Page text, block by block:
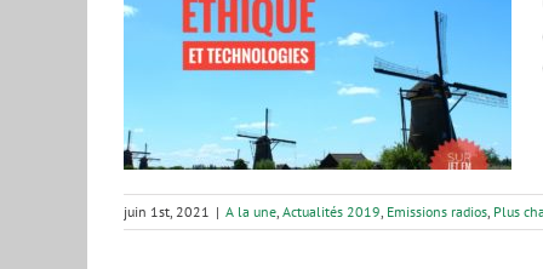
juin 1st, 2021 | A la une, Actualités 2019, Emissions radios, Plus